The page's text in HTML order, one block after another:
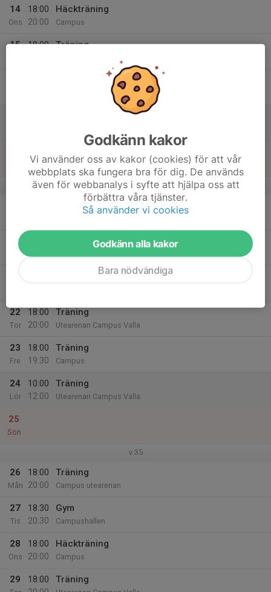
14
Ons
18:00
20:00
Häckträning
Campus
15
18:00
Träning
v.34
Träning
20
Tis
Häckträning
22
Tor
18:00
20:00
Träning
Utearenan Campus Valla
23
Fre
18:00
19:30
Träning
Campus
24
Lör
10:00
12:00
Träning
Utearenan Campus Valla
25
Sön
v.35
26
Mån
18:00
20:00
Träning
Campus utearenan
27
Tis
18:30
20:30
Gym
Campushallen
28
Ons
18:00
20:00
Häckträning
Campus
29
18:00
Träning
Godkänn kakor
Vi använder oss av kakor (cookies) för att vår
webbplats ska fungera bra för dig. De används
även för webbanalys i syfte att hjälpa oss att
förbättra våra tjänster.
Så använder vi cookies
Godkänn alla kakor
Bara nödvändiga